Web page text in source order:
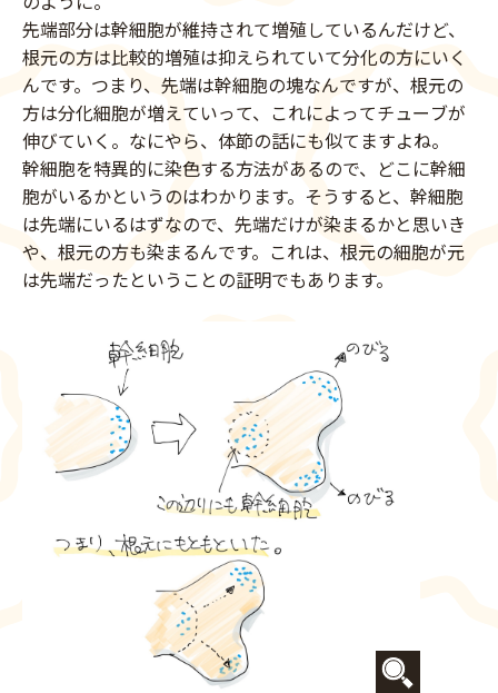
先端部分は幹細胞が維持されて増殖しているんだけど、
根元の方は比較的増殖は抑えられていて分化の方にいく
んです。つまり、先端は幹細胞の塊なんですが、根元の
方は分化細胞が増えていって、これによってチューブが
伸びていく。なにやら、体節の話にも似てますよね。
幹細胞を特異的に染色する方法があるので、どこに幹細
胞がいるかというのはわかります。そうすると、幹細胞
は先端にいるはずなので、先端だけが染まるかと思いき
や、根元の方も染まるんです。これは、根元の細胞が元
は先端だったということの証明でもあります。